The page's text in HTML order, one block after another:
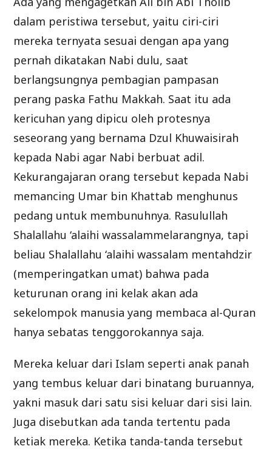
dalam peristiwa tersebut, yaitu ciri-ciri
mereka ternyata sesuai dengan apa yang
pernah dikatakan Nabi dulu, saat
berlangsungnya pembagian pampasan
perang paska Fathu Makkah. Saat itu ada
kericuhan yang dipicu oleh protesnya
seseorang yang bernama Dzul Khuwaisirah
kepada Nabi agar Nabi berbuat adil.
Kekurangajaran orang tersebut kepada Nabi
memancing Umar bin Khattab menghunus
pedang untuk membunuhnya. Rasulullah
Shalallahu ‘alaihi wassalammelarangnya, tapi
beliau Shalallahu ‘alaihi wassalam mentahdzir
(memperingatkan umat) bahwa pada
keturunan orang ini kelak akan ada
sekelompok manusia yang membaca al-Quran
hanya sebatas tenggorokannya saja.
Mereka keluar dari Islam seperti anak panah
yang tembus keluar dari binatang buruannya,
yakni masuk dari satu sisi keluar dari sisi lain.
Juga disebutkan ada tanda tertentu pada
ketiak mereka. Ketika tanda-tanda tersebut